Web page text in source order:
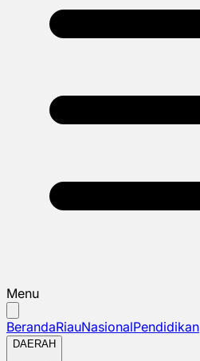
Menu
BerandaRiauNasionalPendidikan
DAERAH